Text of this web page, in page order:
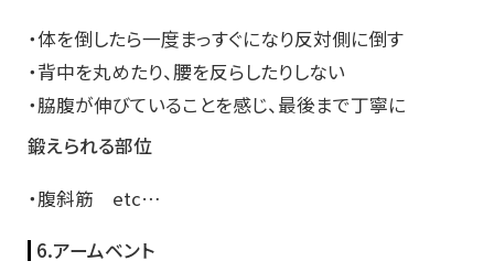
・体を倒したら一度まっすぐになり反対側に倒す
・背中を丸めたり、腰を反らしたりしない
・脇腹が伸びていることを感じ、最後まで丁寧に
鍛えられる部位
・腹斜筋 etc…
6.アームベント